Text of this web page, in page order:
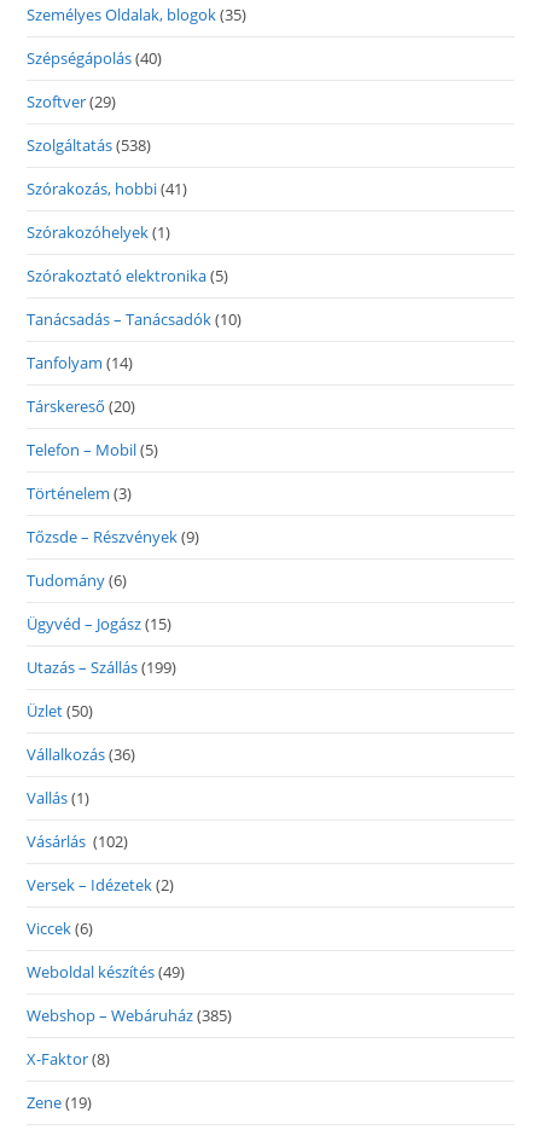
Személyes Oldalak, blogok(35)
Szépségápolás(40)
Szoftver(29)
Szolgáltatás(538)
Szórakozás, hobbi(41)
Szórakozóhelyek(1)
Szórakoztató elektronika(5)
Tanácsadás – Tanácsadók(10)
Tanfolyam (14)
Társkereső (20)
Telefon – Mobil(5)
Történelem (3)
Tőzsde – Részvények(9)
Tudomány(6)
Ügyvéd – Jogász(15)
Utazás – Szállás(199)
Üzlet(50)
Vállalkozás(36)
Vallás(1)
Vásárlás (102)
Versek – Idézetek(2)
Viccek(6)
Weboldal készítés(49)
Webshop – Webáruház(385)
X-Faktor(8)
Zene(19)